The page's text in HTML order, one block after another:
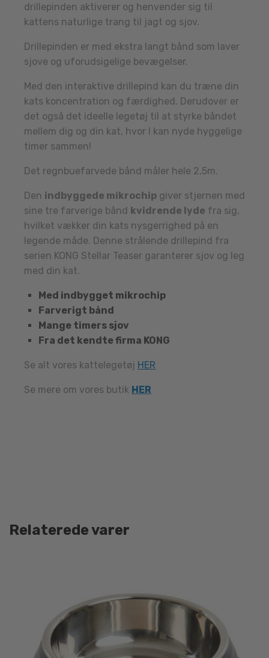
drillepinden aktiverer og henvender sig til
kattens naturlige trang til jagt og sjov.
Drillepinden er med ekstra langt bånd som laver
sjove og uforudsigelige bevægelser.
Med den interaktive drillepind kan du træne din
kats koncentration og færdighed. Derudover er
det også det ideelle legetøj til at styrke båndet
mellem dig og din kat, hvor I kan nyde hyggelige
timer sammen!
Det regnbuefarvede bånd måler hele 2,5m.
Den indbyggede mikrochip giver stjernen med
sine tre farverige bånd kvidrende lyde fra sig,
hvilket vækker din kats nysgerrighed på en
legende måde. Denne strålende drillepind fra
serien KONG Stellar Teaser garanterer sjov og leg
med din kat.
Med indbygget mikrochip
Farverigt bånd
Mange timers sjov
Fra det kendte firma KONG
Se alt vores kattelegetøj HER
Se mere om vores butik HER
Relaterede varer